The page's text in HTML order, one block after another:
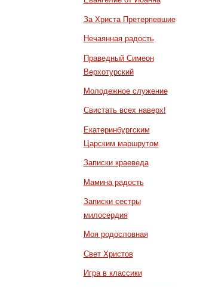
За Христа Претерпевшие
Нечаянная радость
Праведный Симеон
Верхотурский
Молодежное служение
Свистать всех наверх!
Екатеринбургским
Царским маршрутом
Записки краеведа
Мамина радость
Записки сестры
милосердия
Моя родословная
Свет Христов
Игра в классики